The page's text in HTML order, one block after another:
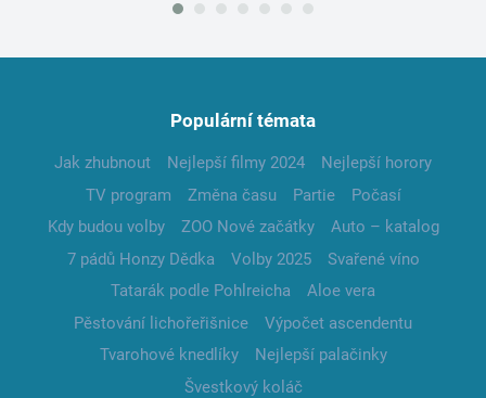
Populární témata
Jak zhubnout Nejlepší filmy 2024
Nejlepší horory
TV program
Změna času Partie
Počasí
Kdy budou volby
ZOO Nové začátky
Auto – katalog
7 pádů Honzy Dědka
Volby 2025
Svařené víno
Tatarák podle Pohlreicha
Aloe vera
Pěstování lichořeřišnice
Výpočet ascendentu
Tvarohové knedlíky
Nejlepší palačinky
Švestkový koláč